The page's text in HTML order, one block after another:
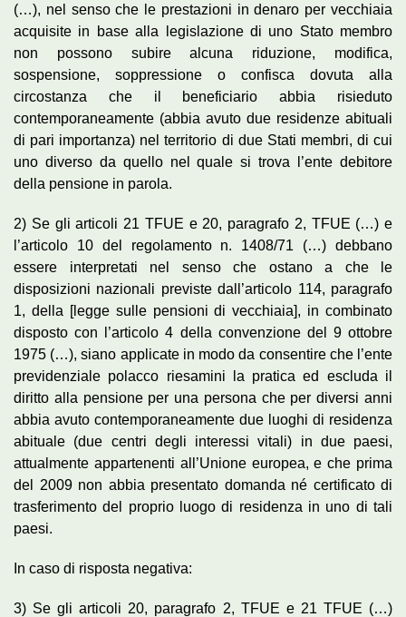
(…), nel senso che le prestazioni in denaro per vecchiaia
acquisite in base alla legislazione di uno Stato membro
non possono subire alcuna riduzione, modifica,
sospensione, soppressione o confisca dovuta alla
circostanza che il beneficiario abbia risieduto
contemporaneamente (abbia avuto due residenze abituali
di pari importanza) nel territorio di due Stati membri, di cui
uno diverso da quello nel quale si trova l’ente debitore
della pensione in parola.
2) Se gli articoli 21 TFUE e 20, paragrafo 2, TFUE (…) e
l’articolo 10 del regolamento n. 1408/71 (…) debbano
essere interpretati nel senso che ostano a che le
disposizioni nazionali previste dall’articolo 114, paragrafo
1, della [legge sulle pensioni di vecchiaia], in combinato
disposto con l’articolo 4 della convenzione del 9 ottobre
1975 (…), siano applicate in modo da consentire che l’ente
previdenziale polacco riesamini la pratica ed escluda il
diritto alla pensione per una persona che per diversi anni
abbia avuto contemporaneamente due luoghi di residenza
abituale (due centri degli interessi vitali) in due paesi,
attualmente appartenenti all’Unione europea, e che prima
del 2009 non abbia presentato domanda né certificato di
trasferimento del proprio luogo di residenza in uno di tali
paesi.
In caso di risposta negativa:
3) Se gli articoli 20, paragrafo 2, TFUE e 21 TFUE (…)